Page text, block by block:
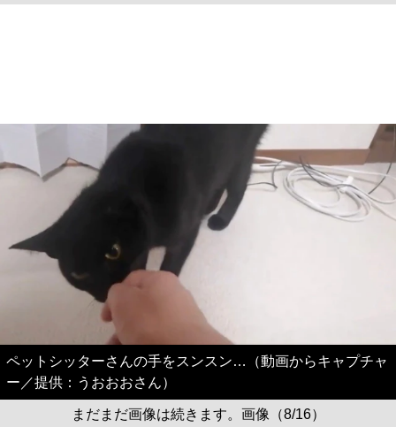
ペットシッターさんの手をスンスン…（動画からキャプチャ
ー／提供：うおおおさん）
まだまだ画像は続きます。画像（8/16）